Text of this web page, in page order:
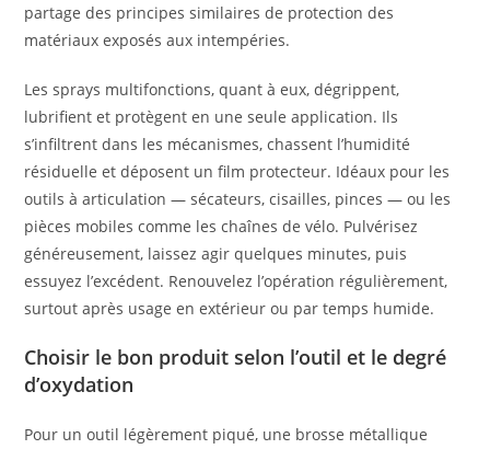
partage des principes similaires de protection des
matériaux exposés aux intempéries.
Les sprays multifonctions, quant à eux, dégrippent,
lubrifient et protègent en une seule application. Ils
s’infiltrent dans les mécanismes, chassent l’humidité
résiduelle et déposent un film protecteur. Idéaux pour les
outils à articulation — sécateurs, cisailles, pinces — ou les
pièces mobiles comme les chaînes de vélo. Pulvérisez
généreusement, laissez agir quelques minutes, puis
essuyez l’excédent. Renouvelez l’opération régulièrement,
surtout après usage en extérieur ou par temps humide.
Choisir le bon produit selon l’outil et le degré
d’oxydation
Pour un outil légèrement piqué, une brosse métallique